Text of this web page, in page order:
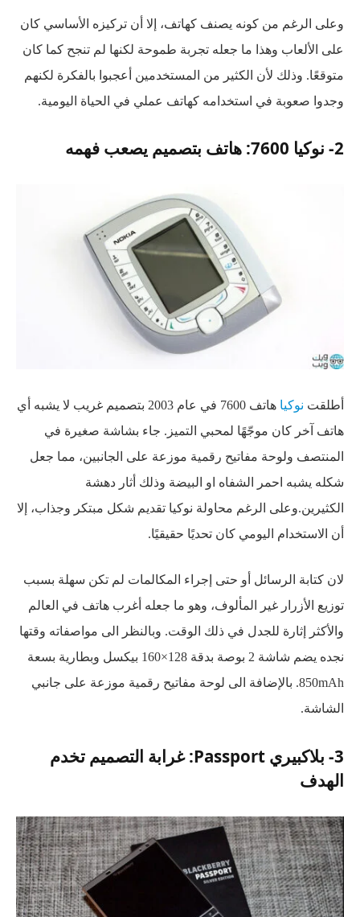
وعلى الرغم من كونه يصنف كهاتف، إلا أن تركيزه الأساسي كان
على الألعاب وهذا ما جعله تجربة طموحة لكنها لم تنجح كما كان
متوقعًا. وذلك لأن الكثير من المستخدمين أعجبوا بالفكرة لكنهم
وجدوا صعوبة في استخدامه كهاتف عملي في الحياة اليومية.
2- نوكيا 7600: هاتف بتصميم يصعب فهمه
أطلقت نوكيا
هاتف 7600 في عام 2003 بتصميم غريب لا يشبه أي
هاتف آخر كان موجّهًا لمحبي التميز. جاء بشاشة صغيرة في
المنتصف ولوحة مفاتيح رقمية موزعة على الجانبين، مما جعل
شكله يشبه احمر الشفاه او البيضة وذلك أثار دهشة
الكثيرين.وعلى الرغم محاولة نوكيا تقديم شكل مبتكر وجذاب، إلا
أن الاستخدام اليومي كان تحديًا حقيقيًا.
لان كتابة الرسائل أو حتى إجراء المكالمات لم تكن سهلة بسبب
توزيع الأزرار غير المألوف، وهو ما جعله أغرب هاتف في العالم
والأكثر إثارة للجدل في ذلك الوقت. وبالنظر الى مواصفاته وقتها
نجده يضم شاشة 2 بوصة بدقة 128×160 بيكسل وبطارية بسعة
850mAh. بالإضافة الى لوحة مفاتيح رقمية موزعة على جانبي
الشاشة.
3- بلاكبيري Passport: غرابة التصميم تخدم
الهدف